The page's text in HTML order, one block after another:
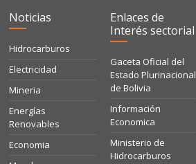
Noticias
Hidrocarburos
Electricidad
Mineria
Energías
Renovables
Economia
Enlaces de
Interés sectorial
Gaceta Oficial del
Estado Plurinacional
de Bolivia
Información
Economica
Ministerio de
Hidrocarburos